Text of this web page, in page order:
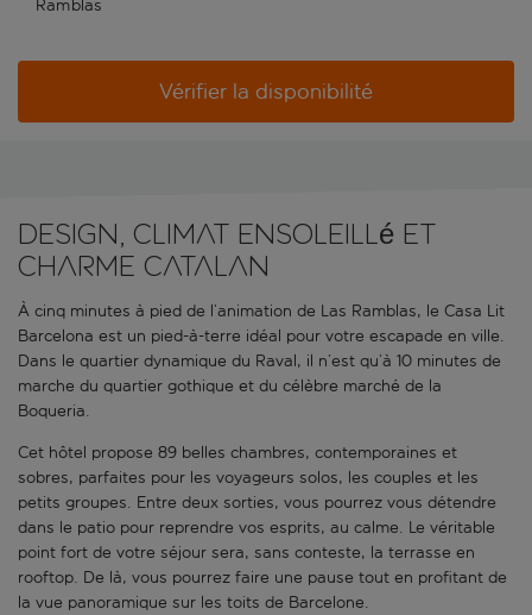
Ramblas
Vérifier la disponibilité
Design, climat ensoleillé et
charme catalan
À cinq minutes à pied de l’animation de Las Ramblas, le Casa Lit
Barcelona est un pied-à-terre idéal pour votre escapade en ville.
Dans le quartier dynamique du Raval, il n’est qu’à 10 minutes de
marche du quartier gothique et du célèbre marché de la
Boqueria.
Cet hôtel propose 89 belles chambres, contemporaines et
sobres, parfaites pour les voyageurs solos, les couples et les
petits groupes. Entre deux sorties, vous pourrez vous détendre
dans le patio pour reprendre vos esprits, au calme. Le véritable
point fort de votre séjour sera, sans conteste, la terrasse en
rooftop. De là, vous pourrez faire une pause tout en profitant de
la vue panoramique sur les toits de Barcelone.